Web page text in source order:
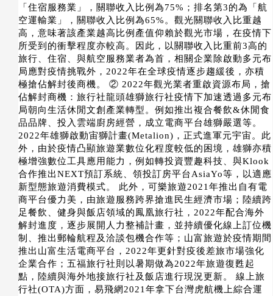
「住宿服務業」，關聯收入比例為75%；排名第3的為「航
空運輸業」，關聯收入比例為65%。觀光關聯收入比重越
高，意味著該產業越高比例產值仰賴於觀光市場，在疫情下
所受到的衝擊程度亦較高。因此，以關聯收入比重前3高的
旅行、住宿、與航空服務業者為首，相關企業除啟動多元布
局應對疫情挑戰外，2022年在全球疫情逐步趨緩後，亦積
極搶佔解封後商機。 ② 2022年觀光業者重啟資源布局，搶
佔解封商機：旅行社龍頭雄獅旅行社疫情下加速透過多元布
局朝向生活休閒文創產業轉型。例如推出複合餐飲&休閒食
品品牌、投入雲端廚房經營，成立電商平台雄獅嚴選等。
2022年雄獅啟動宙獅計畫(Metalion)，正式進軍元宇宙。此
外，由於疫情凸顯旅遊業數位化程度較低的困境，雄獅亦積
極增強數位工具應用能力，例如轉投資豐趣科技、與Klook
合作推出NEXT預訂系統、領投訂房平台AsiaYo等，以適應
新型態旅遊消費模式。 此外，可樂旅遊2021年推出自有電
商平台優力美，由旅遊服務跨界搶進民生經濟市場；陸續跨
足餐飲、健身與飯店領域的鳳凰旅行社，2022年配合海外
解封進度，逐步展開人力整補計畫，並持續優化線上訂位機
制、推出郵輪航程及洽談包機合作等；山富旅遊於疫情期間
推出山富生活電商平台，2022年更針對疫後差旅市場強化
企業合作；五福旅行社則以暑期做為2022年旅遊復甦起
點，陸續與海外地接旅行社及飯店進行現況更新。 線上旅
行社(OTA)方面，易飛網2021年拿下台灣虎航機上綜合運